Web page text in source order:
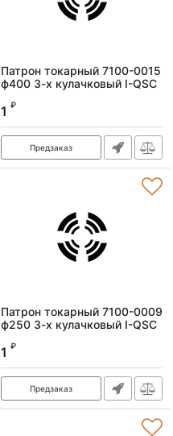
Патрон токарный 7100-0015
ф400 3-х кулачковый I-QSC
Артикул:
1 ₽
Предзаказ
Патрон токарный 7100-0009
ф250 3-х кулачковый I-QSC
Артикул:
1 ₽
Предзаказ